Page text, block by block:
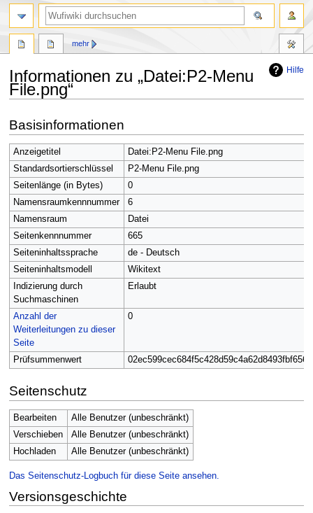
Hilfe
Informationen zu „Datei:P2-Menu
File.png“
Navigation
springen
Suche
springen
Basisinformationen
Anzeigetitel
Datei:P2-Menu File.png
Standardsortierschlüssel
P2-Menu File.png
Seitenlänge (in Bytes)
0
Namensraumkennnummer
6
Namensraum
Datei
Seitenkennnummer
665
Seiteninhaltssprache
de - Deutsch
Seiteninhaltsmodell
Wikitext
Indizierung durch
Suchmaschinen
Erlaubt
Anzahl der
Weiterleitungen zu dieser
Seite
0
Prüfsummenwert
Seitenschutz
Bearbeiten
Alle Benutzer (unbeschränkt)
Verschieben
Alle Benutzer (unbeschränkt)
Hochladen
Alle Benutzer (unbeschränkt)
Das Seitenschutz-Logbuch für diese Seite ansehen.
Versionsgeschichte
mehr
Suche